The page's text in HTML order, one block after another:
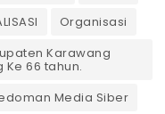
Organisasi
Karawang
66 tahun.
Media Siber